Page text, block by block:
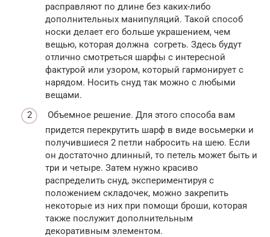
расправляют по длине без каких-либо
дополнительных манипуляций. Такой способ
носки делает его больше украшением, чем
вещью, которая должна согреть. Здесь будут
отлично смотреться шарфы с интересной
фактурой или узором, который гармонирует с
нарядом. Носить снуд так можно с любыми
вещами.
Объемное решение. Для этого способа вам
придется перекрутить шарф в виде восьмерки и
получившиеся 2 петли набросить на шею. Если
он достаточно длинный, то петель может быть и
три и четыре. Затем нужно красиво
распределить снуд, экспериментируя с
положением складочек, можно закрепить
некоторые из них при помощи броши, которая
также послужит дополнительным
декоративным элементом.